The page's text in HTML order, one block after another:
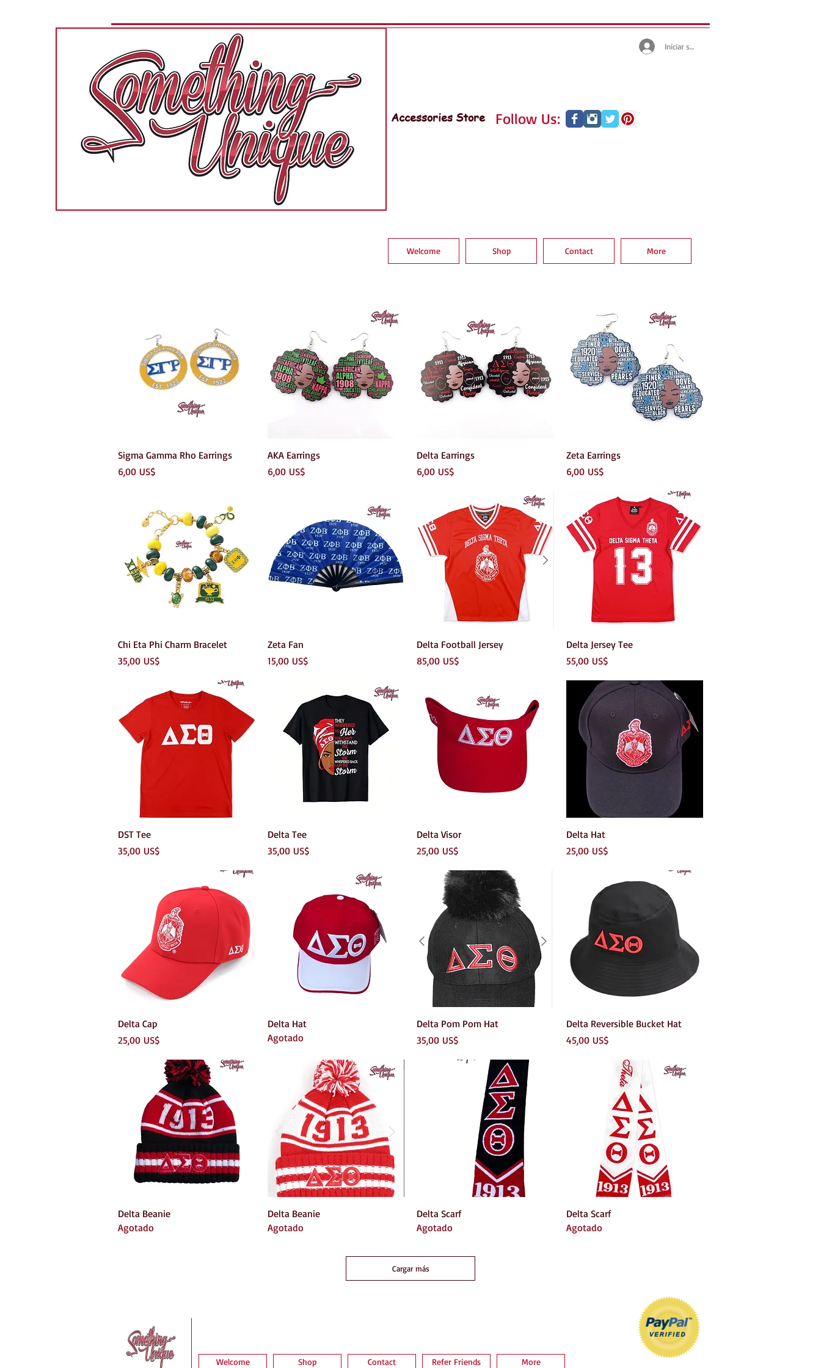
Accessories Store Follow Us:
Iniciar sesión
Welcome Shop Contact More
Vista rápida
Sigma Gamma Rho Earrings
Precio
6,00 US$
Vista rápida
AKA Earrings
Precio
6,00 US$
Vista rápida
Delta Earrings
Precio
6,00 US$
Vista rápida
Zeta Earrings
Precio
6,00 US$
Vista rápida
Chi Eta Phi Charm Bracelet
Precio
35,00 US$
Zeta Fan
Precio
15,00 US$
Vista rápida
Delta Football Jersey
Precio
85,00 US$
Vista rápida
Delta Jersey Tee
Precio
55,00 US$
DST Tee
Precio
35,00 US$
Delta Tee
Precio
35,00 US$
Delta Visor
Precio
25,00 US$
Delta Hat
Precio
25,00 US$
Delta Cap
Precio
25,00 US$
Delta Hat
Agotado
Vista rápida
Delta Pom Pom Hat
Precio
35,00 US$
Vista rápida
Delta Reversible Bucket Hat
Precio
45,00 US$
Vista rápida
Delta Beanie
Agotado
Vista rápida
Delta Beanie
Agotado
Delta Scarf
Agotado
Delta Scarf
Agotado
Cargar más
Welcome Shop Contact Refer Friends More